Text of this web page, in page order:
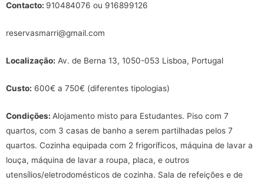
Contacto: 910484076 ou 916899126
reservasmarri@gmail.com
Localização: Av. de Berna 13, 1050-053 Lisboa, Portugal
Custo: 600€ a 750€ (diferentes tipologias)
Condições: Alojamento misto para Estudantes. Piso com 7
quartos, com 3 casas de banho a serem partilhadas pelos 7
quartos. Cozinha equipada com 2 frigoríficos, máquina de lavar a
louça, máquina de lavar a roupa, placa, e outros
utensílios/eletrodomésticos de cozinha. Sala de refeições e de